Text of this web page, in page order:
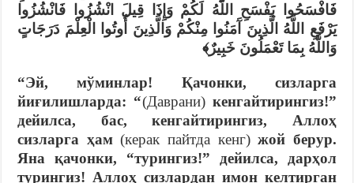
فَافْسَحُوا يَفْسَحِ اللَّهُ لَكُمْ وَإِذَا قِيلَ انْشُزُوا فَانْشُزُوا
يَرْفَعِ اللَّهُ الَّذِينَ آَمَنُوا مِنْكُمْ وَالَّذِينَ أُوتُوا الْعِلْمَ دَرَجَاتٍ
وَاللَّهُ بِمَا تَعْمَلُونَ خَبِيرٌ﴾
“Эй, мўминлар! Қачонки, сизларга
йиғилишларда: “(Даврани) кенгайтирингиз!”
дейилса, бас, кенгайтирингиз, Аллоҳ
сизларга ҳам(керак пайтда кенг)жой берур.
Яна қачонки, “турингиз!” дейилса, дарҳол
турингиз! Аллоҳ сизлардан имон келтирган